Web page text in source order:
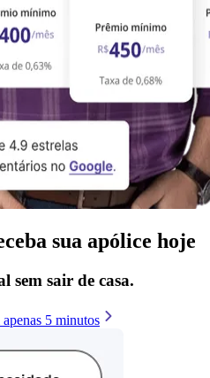
sua apólice hoje
sem sair de casa.
5 minutos